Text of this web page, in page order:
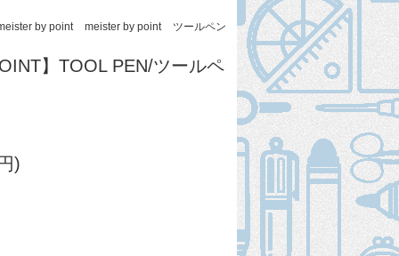
by point meister by point ツールペン
】TOOL PEN/ツールペ
)